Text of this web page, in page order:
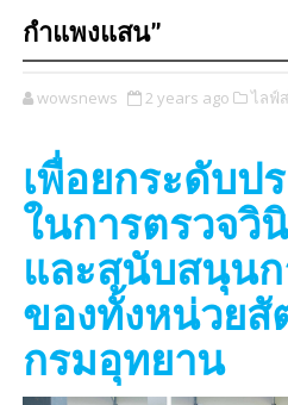
กำแพงแสน”
wowsnews 2 years ago ไลฟ์
เพื่อยกระดับป
ในการตรวจวิ
และสนับสนุนก
ของทั้งหน่วยสั
กรมอุทยาน